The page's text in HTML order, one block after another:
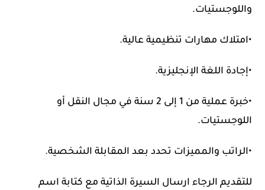
واللوجستيات.
•امتلاك مهارات تنظيمية عالية.
•إجادة اللغة الإنجليزية.
•خبرة عملية من 1 إلى 2 سنة في مجال النقل أو
اللوجستيات.
•الراتب والمميزات تحدد بعد المقابلة الشخصية.
للتقديم الرجاء ارسال السيرة الذاتية مع كتابة اسم